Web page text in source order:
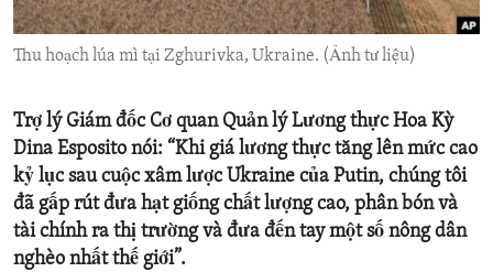
ENVIRONMENT AND HEALTH
IDEALS AND INSTITUTIONS
Thu hoạch lúa mì tại Zghurivka, Ukraine. (Ảnh tư liệu)
Trợ lý Giám đốc Cơ quan Quản lý Lương thực Hoa Kỳ
Dina Esposito nói: “Khi giá lương thực tăng lên mức cao
kỷ lục sau cuộc xâm lược Ukraine của Putin, chúng tôi
đã gấp rút đưa hạt giống chất lượng cao, phân bón và
tài chính ra thị trường và đưa đến tay một số nông dân
nghèo nhất thế giới”.